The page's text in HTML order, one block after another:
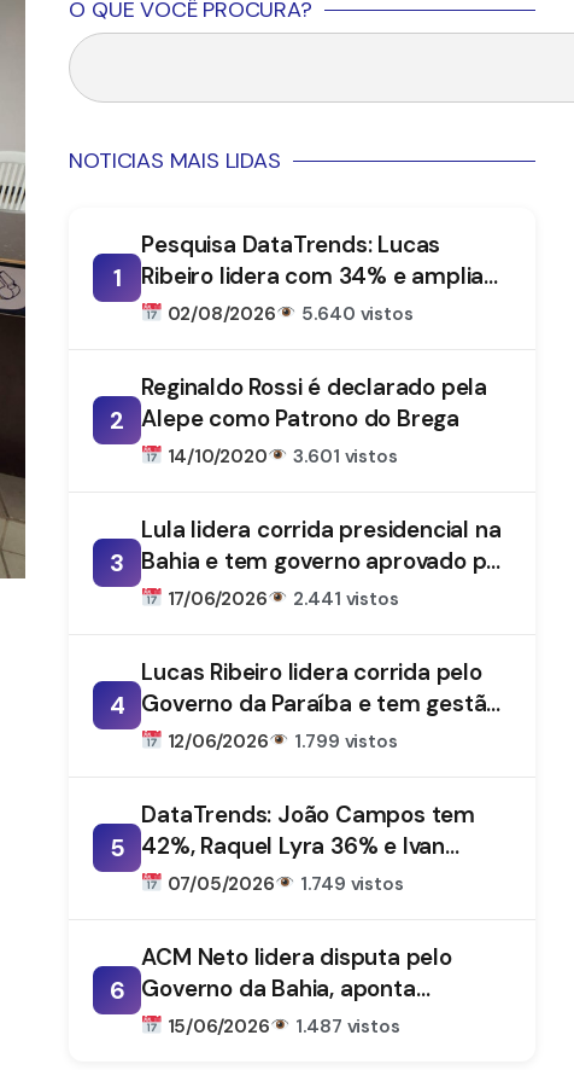
O QUE VOCÊ PROCURA?
NOTICIAS MAIS LIDAS
1
Pesquisa DataTrends: Lucas
Ribeiro lidera com 34% e amplia
vantagem na disputa pelo
02/08/2026 5.640 vistos
2
Reginaldo Rossi é declarado pela
Alepe como Patrono do Brega
14/10/2020 3.601 vistos
3
Lula lidera corrida presidencial na
Bahia e tem governo aprovado por
61%, aponta DataTrends
17/06/2026 2.441 vistos
4
Lucas Ribeiro lidera corrida pelo
Governo da Paraíba e tem gestão
aprovada por 66%, aponta
12/06/2026 1.799 vistos
5
DataTrends: João Campos tem
42%, Raquel Lyra 36% e Ivan
Moraes 1%
07/05/2026 1.749 vistos
6
ACM Neto lidera disputa pelo
Governo da Bahia, aponta
DataTrends
15/06/2026 1.487 vistos